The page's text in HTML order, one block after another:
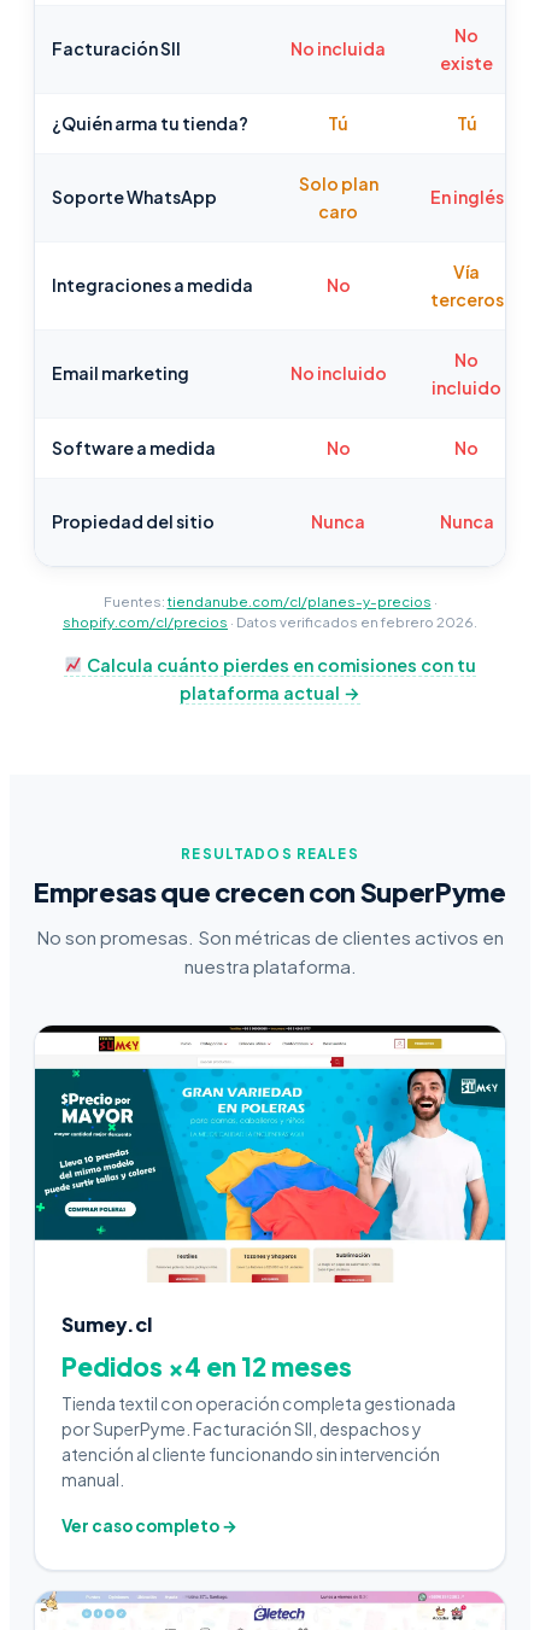
Facturación SII No incluida
No
existe
¿Quién arma tu tienda? Tú Tú
Soporte WhatsApp
Solo plan
caro
En inglés
Integraciones a medida No
Vía
terceros
Email marketing No incluido
No
incluido
Software a medida No No
Propiedad del sitio Nunca Nunca
Fuentes: tiendanube.com/cl/planes-y-precios ·
shopify.com/cl/precios · Datos verificados en febrero 2026.
Calcula cuánto pierdes en comisiones con tu
plataforma actual →
RESULTADOS REALES
Empresas que crecen con SuperPyme
No son promesas. Son métricas de clientes activos en
nuestra plataforma.
Sumey.cl
Pedidos ×4 en 12 meses
Tienda textil con operación completa gestionada
por SuperPyme. Facturación SII, despachos y
atención al cliente funcionando sin intervención
manual.
Ver caso completo →